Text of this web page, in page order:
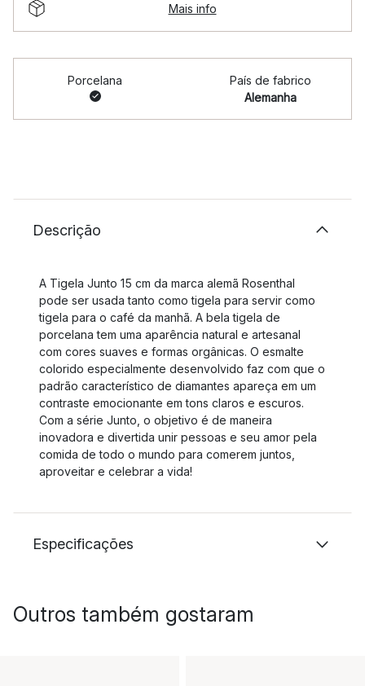
Mais info
Porcelana
País de fabrico
Alemanha
Descrição
A Tigela Junto 15 cm da marca alemã Rosenthal
pode ser usada tanto como tigela para servir como
tigela para o café da manhã. A bela tigela de
porcelana tem uma aparência natural e artesanal
com cores suaves e formas orgânicas. O esmalte
colorido especialmente desenvolvido faz com que o
padrão característico de diamantes apareça em um
contraste emocionante em tons claros e escuros.
Com a série Junto, o objetivo é de maneira
inovadora e divertida unir pessoas e seu amor pela
comida de todo o mundo para comerem juntos,
aproveitar e celebrar a vida!
Especificações
Outros também gostaram